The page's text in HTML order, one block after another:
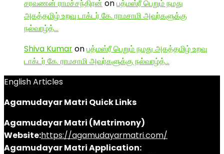
சரவணன் ராமச்சந்திரன் onபத்மஸ்ரீ பெறும் நமது
அகத்தமிழ் உறவு டாக்டர் கே. ராமசாமி அவர்களுக்கு
நல்வாழ்த்…
Shiva Kumaronபத்மஸ்ரீ பெறும் நமது அகத்தமிழ் உறவு
டாக்டர் கே. ராமசாமி அவர்களுக்கு நல்வாழ்த்…
English Articles
Agamudayar Matri Quick Links
Agamudayar Matri (Matrimony)
Website:https://agamudayarmatri.com/
Agamudayar Matri Application: